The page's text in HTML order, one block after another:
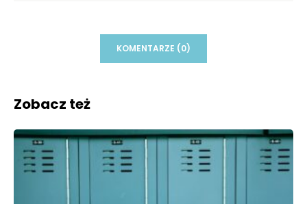
KOMENTARZE (0)
Zobacz też